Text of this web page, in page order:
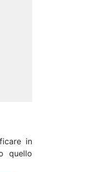
in
quello